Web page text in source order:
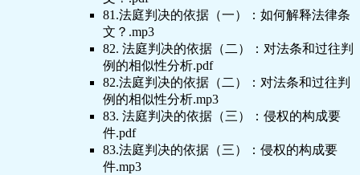
81.法庭判决的依据（一）：如何解释法律条
文？.mp3
82. 法庭判决的依据（二）：对法条和过往判
例的相似性分析.pdf
82.法庭判决的依据（二）：对法条和过往判
例的相似性分析.mp3
83. 法庭判决的依据（三）：侵权的构成要
件.pdf
83.法庭判决的依据（三）：侵权的构成要
件.mp3